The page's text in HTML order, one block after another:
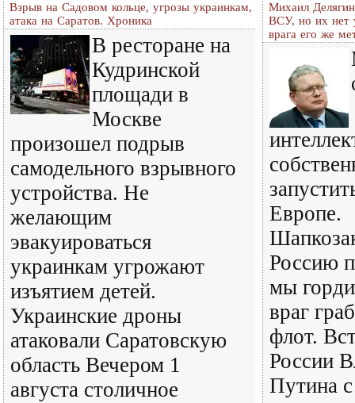
Взрыв на Садовом кольце, угрозы украинкам,
атака на Саратов. Хроника
В ресторане на
Кудринской
площади в
Москве
произошел подрыв
самодельного взрывного
устройства. Не
желающим
эвакуироваться
украинкам угрожают
изъятием детей.
Украинские дроны
атаковали Саратовскую
область Вечером 1
августа столичное
Михаил
ВСУ, но их нет
врага его же
Европе.
Россию
мы
враг
флот.
России
Путина